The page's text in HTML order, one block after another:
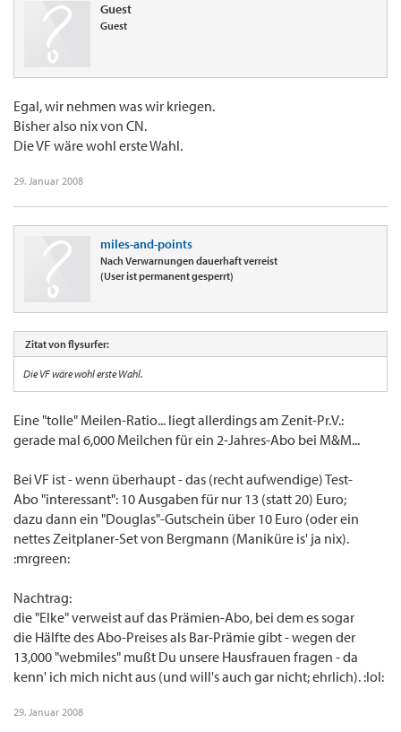
Guest
Guest
Egal, wir nehmen was wir kriegen.
Bisher also nix von CN.
Die VF wäre wohl erste Wahl.
29. Januar 2008
miles-and-points
Nach Verwarnungen dauerhaft verreist
(User ist permanent gesperrt)
Zitat von flysurfer:
Die VF wäre wohl erste Wahl.
Eine "tolle" Meilen-Ratio... liegt allerdings am Zenit-Pr.V.:
gerade mal 6,000 Meilchen für ein 2-Jahres-Abo bei M&M...
Bei VF ist - wenn überhaupt - das (recht aufwendige) Test-
Abo "interessant": 10 Ausgaben für nur 13 (statt 20) Euro;
dazu dann ein "Douglas"-Gutschein über 10 Euro (oder ein
nettes Zeitplaner-Set von Bergmann (Maniküre is' ja nix).
:mrgreen:
Nachtrag:
die "Elke" verweist auf das Prämien-Abo, bei dem es sogar
die Hälfte des Abo-Preises als Bar-Prämie gibt - wegen der
13,000 "webmiles" mußt Du unsere Hausfrauen fragen - da
kenn' ich mich nicht aus (und will's auch gar nicht; ehrlich). :lol:
29. Januar 2008